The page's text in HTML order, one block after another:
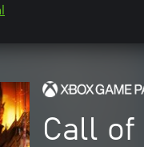
Call of